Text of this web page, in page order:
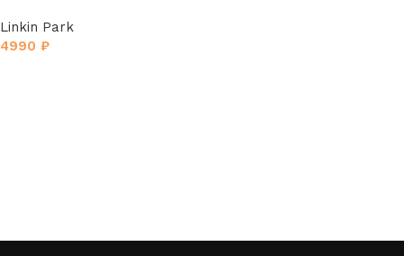
Linkin Park
4990 ₽